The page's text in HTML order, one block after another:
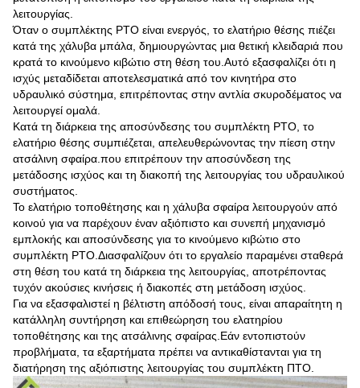
λειτουργίας.
Όταν ο συμπλέκτης PTO είναι ενεργός, το ελατήριο θέσης πιέζει
κατά της χάλυβα μπάλα, δημιουργώντας μια θετική κλειδαριά που
κρατά το κινούμενο κιβώτιο στη θέση του.Αυτό εξασφαλίζει ότι η
ισχύς μεταδίδεται αποτελεσματικά από τον κινητήρα στο
υδραυλικό σύστημα, επιτρέποντας στην αντλία σκυροδέματος να
λειτουργεί ομαλά.
Κατά τη διάρκεια της αποσύνδεσης του συμπλέκτη PTO, το
ελατήριο θέσης συμπιέζεται, απελευθερώνοντας την πίεση στην
ατσάλινη σφαίρα.που επιτρέπουν την αποσύνδεση της
μετάδοσης ισχύος και τη διακοπή της λειτουργίας του υδραυλικού
συστήματος.
Το ελατήριο τοποθέτησης και η χάλυβα σφαίρα λειτουργούν από
κοινού για να παρέχουν έναν αξιόπιστο και συνεπή μηχανισμό
εμπλοκής και αποσύνδεσης για το κινούμενο κιβώτιο στο
συμπλέκτη PTO.Διασφαλίζουν ότι το εργαλείο παραμένει σταθερά
στη θέση του κατά τη διάρκεια της λειτουργίας, αποτρέποντας
τυχόν ακούσιες κινήσεις ή διακοπές στη μετάδοση ισχύος.
Για να εξασφαλιστεί η βέλτιστη απόδοσή τους, είναι απαραίτητη η
κατάλληλη συντήρηση και επιθεώρηση του ελατηρίου
τοποθέτησης και της ατσάλινης σφαίρας.Εάν εντοπιστούν
προβλήματα, τα εξαρτήματα πρέπει να αντικαθίστανται για τη
διατήρηση της αξιόπιστης λειτουργίας του συμπλέκτη ΠΤΟ.